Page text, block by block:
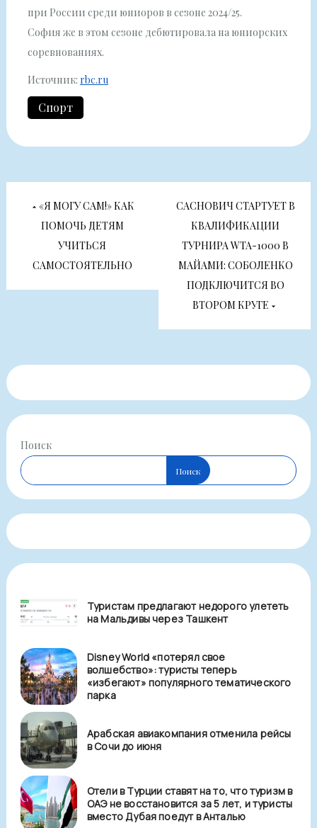
при России среди юниоров в сезоне 2024/25.
София же в этом сезоне дебютировала на юниорских
соревнованиях.
Источник: rbc.ru
Спорт
Навигация
записям
«Я МОГУ САМ!» КАК
ПОМОЧЬ ДЕТЯМ
УЧИТЬСЯ
САМОСТОЯТЕЛЬНО
САСНОВИЧ СТАРТУЕТ В
КВАЛИФИКАЦИИ
ТУРНИРА WTA-1000 В
МАЙАМИ: СОБОЛЕНКО
ПОДКЛЮЧИТСЯ ВО
ВТОРОМ КРУГЕ
Поиск
Поиск
Туристам предлагают недорого улететь
на Мальдивы через Ташкент
Disney World «потерял свое
волшебство»: туристы теперь
«избегают» популярного тематического
парка
Арабская авиакомпания отменила рейсы
в Сочи до июня
Отели в Турции ставят на то, что туризм в
ОАЭ не восстановится за 5 лет, и туристы
вместо Дубая поедут в Анталью